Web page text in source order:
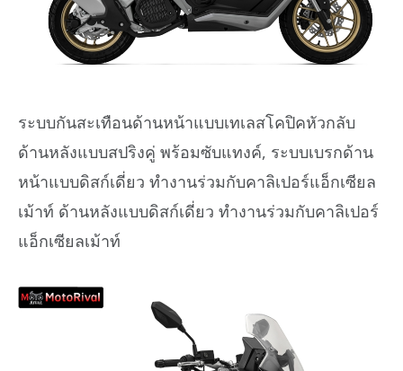
ระบบกันสะเทือนด้านหน้าแบบเทเลสโคปิคหัวกลับ
ด้านหลังแบบสปริงคู่ พร้อมซับแทงค์, ระบบเบรกด้าน
หน้าแบบดิสก์เดี่ยว ทำงานร่วมกับคาลิเปอร์แอ็กเซียล
เม้าท์ ด้านหลังแบบดิสก์เดี่ยว ทำงานร่วมกับคาลิเปอร์
แอ็กเซียลเม้าท์